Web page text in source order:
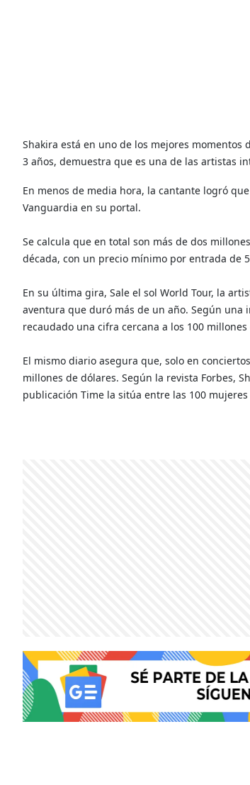
Shakira está en uno de los mejores
3 años, demuestra que es una de las artistas
En menos de media hora, la cantante logró
Vanguardia en su portal.
Se calcula que en total son más de dos
década, con un precio mínimo por entrada de
En su última gira, Sale el sol World Tour, la
aventura que duró más de un año. Según
recaudado una cifra cercana a los 100
El mismo diario asegura que, solo en
millones de dólares. Según la revista Forbes,
publicación Time la sitúa entre las 100